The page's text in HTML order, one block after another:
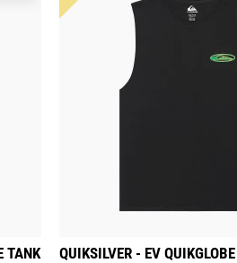
TANK
QUIKSILVER - EV